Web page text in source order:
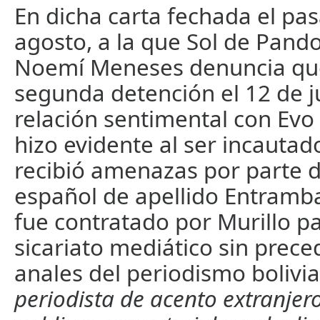
En dicha carta fechada el
agosto, a la que Sol de
Noemí Meneses denuncia
segunda detención el 12 de
relación sentimental con
hizo evidente al ser
recibió amenazas por parte
español de apellido
fue contratado por Murillo
sicariato mediático sin
anales del periodismo
periodista de acento